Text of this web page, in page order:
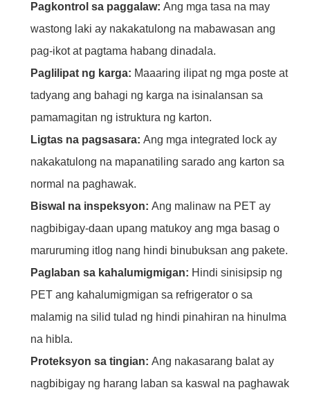
Pagkontrol sa paggalaw: Ang mga tasa na may
wastong laki ay nakakatulong na mabawasan ang
pag-ikot at pagtama habang dinadala.
Paglilipat ng karga: Maaaring ilipat ng mga poste at
tadyang ang bahagi ng karga na isinalansan sa
pamamagitan ng istruktura ng karton.
Ligtas na pagsasara: Ang mga integrated lock ay
nakakatulong na mapanatiling sarado ang karton sa
normal na paghawak.
Biswal na inspeksyon: Ang malinaw na PET ay
nagbibigay-daan upang matukoy ang mga basag o
maruruming itlog nang hindi binubuksan ang pakete.
Paglaban sa kahalumigmigan: Hindi sinisipsip ng
PET ang kahalumigmigan sa refrigerator o sa
malamig na silid tulad ng hindi pinahiran na hinulma
na hibla.
Proteksyon sa tingian: Ang nakasarang balat ay
nagbibigay ng harang laban sa kaswal na paghawak